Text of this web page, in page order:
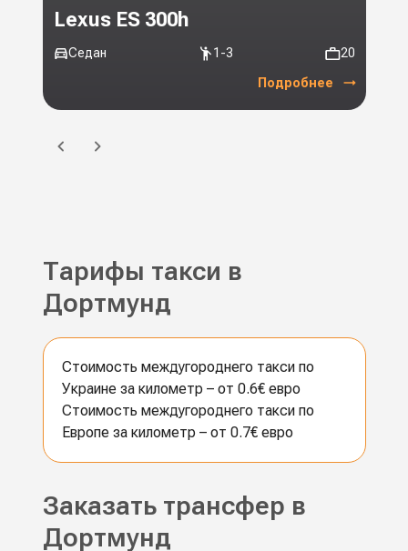
Lexus ES 300h
Седан 1-3 20
Подробнее
Тарифы такси в
Дортмунд
Стоимость междугороднего такси по
Украине за километр – от 0.6€ евро
Стоимость междугороднего такси по
Европе за километр – от 0.7€ евро
Заказать трансфер в
Дортмунд